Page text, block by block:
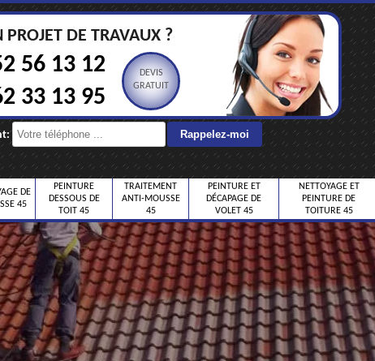
DE TRAVAUX ?
56 13 12
33 13 95
DEVIS
GRATUIT
DE
45
PEINTURE
DESSOUS DE
TOIT 45
TRAITEMENT
ANTI-MOUSSE
45
PEINTURE ET
DÉCAPAGE DE
VOLET 45
NETTOYAGE ET
PEINTURE DE
TOITURE 45